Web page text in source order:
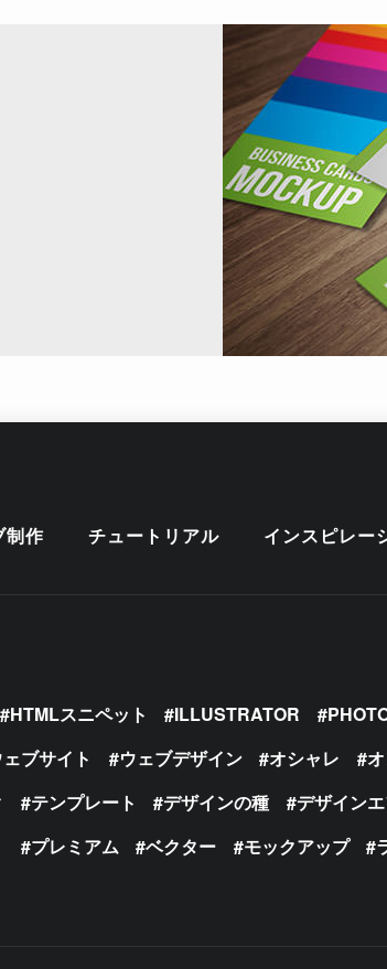
制作 チュートリアル インスピレー
HTMLスニペット ILLUSTRATOR
ェブサイト ウェブデザイン オシャレ
テンプレート デザインの種 デザイン
プレミアム ベクター モックアップ